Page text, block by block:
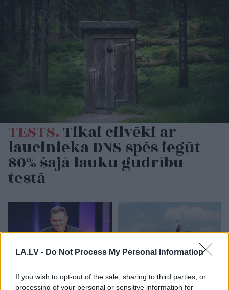
LA.LV - Do Not Process My Personal Information
If you wish to opt-out of the sale, sharing to third parties, or
processing of your personal or sensitive information for
TESTS.Tikai cilvēki ar
laucinieka DNS spēs iegūt
80% šajā lauku gudrību
testā